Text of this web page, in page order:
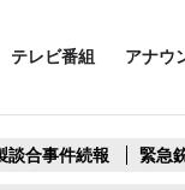
テレビ番組 アナウ
談合事件続報 緊急